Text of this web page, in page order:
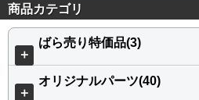
商品カテゴリ
＋
ばら売り特価品(3)
＋
オリジナルパーツ(40)